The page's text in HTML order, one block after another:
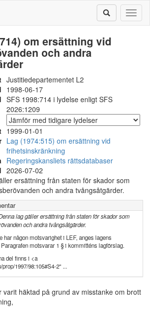
om ersättning vid
och andra
Justitiedepartementet L2
1998-06-17
SFS 1998:714 i lydelse enligt SFS
2026:1209
1999-01-01
Lag (1974:515) om ersättning vid
frihetsinskränkning
Regeringskansliets rättsdatabaser
2026-07-02
ersättning från staten för skador som
och andra tvångsåtgärder.
lag gäller ersättning från staten för skador som
och andra tvångsåtgärder.
har någon motsvarighet i LEF, anges lagens
motsvarar 1 § i kommitténs lagförslag.
del finns i <a
1997/98:105#S4-2" ...
varit häktad på grund av misstanke om brott